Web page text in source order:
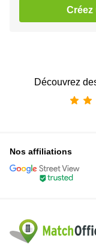
Créez
Découvrez
Nos affiliations